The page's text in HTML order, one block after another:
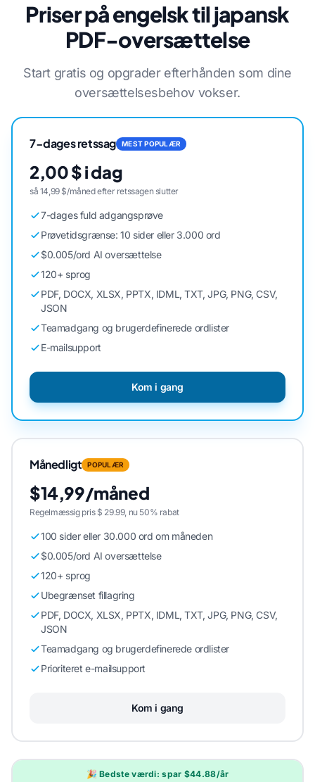
Priser på engelsk til japansk
PDF-oversættelse
Start gratis og opgrader efterhånden som dine
oversættelsesbehov vokser.
7-dages retssag MEST POPULÆR
2,00 $ i dag
så 14,99 $/måned efter retssagen slutter
7-dages fuld adgangsprøve
Prøvetidsgrænse: 10 sider eller 3.000 ord
$0.005/ord AI oversættelse
120+ sprog
PDF, DOCX, XLSX, PPTX, IDML, TXT, JPG, PNG, CSV,
JSON
Teamadgang og brugerdefinerede ordlister
E-mailsupport
Kom i gang
Månedligt POPULÆR
$14,99/måned
Regelmæssig pris $ 29.99, nu 50% rabat
100 sider eller 30.000 ord om måneden
$0.005/ord AI oversættelse
120+ sprog
Ubegrænset fillagring
PDF, DOCX, XLSX, PPTX, IDML, TXT, JPG, PNG, CSV,
JSON
Teamadgang og brugerdefinerede ordlister
Prioriteret e-mailsupport
Kom i gang
🎉 Bedste værdi: spar $44.88/år